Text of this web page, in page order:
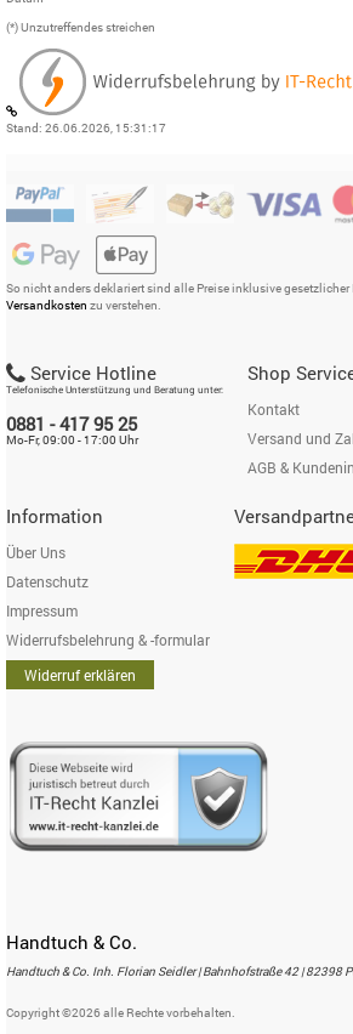
(*) Unzutreffendes streichen
Stand: 26.06.2026, 15:31:17
So nicht anders deklariert sind alle Preise inklusive
Versandkosten zu verstehen.
Service Hotline
Telefonische Unterstützung und Beratung unter:
0881 - 417 95 25
Mo-Fr, 09:00 - 17:00 Uhr
Shop
Kontakt
Versand und
AGB &
Information
Über Uns
Datenschutz
Impressum
Widerrufsbelehrung & -formular
Widerruf erklären
Handtuch & Co.
Handtuch & Co. Inh. Florian Seidler | Bahnhofstraße 42 | 82398
Copyright ©2026 alle Rechte vorbehalten.